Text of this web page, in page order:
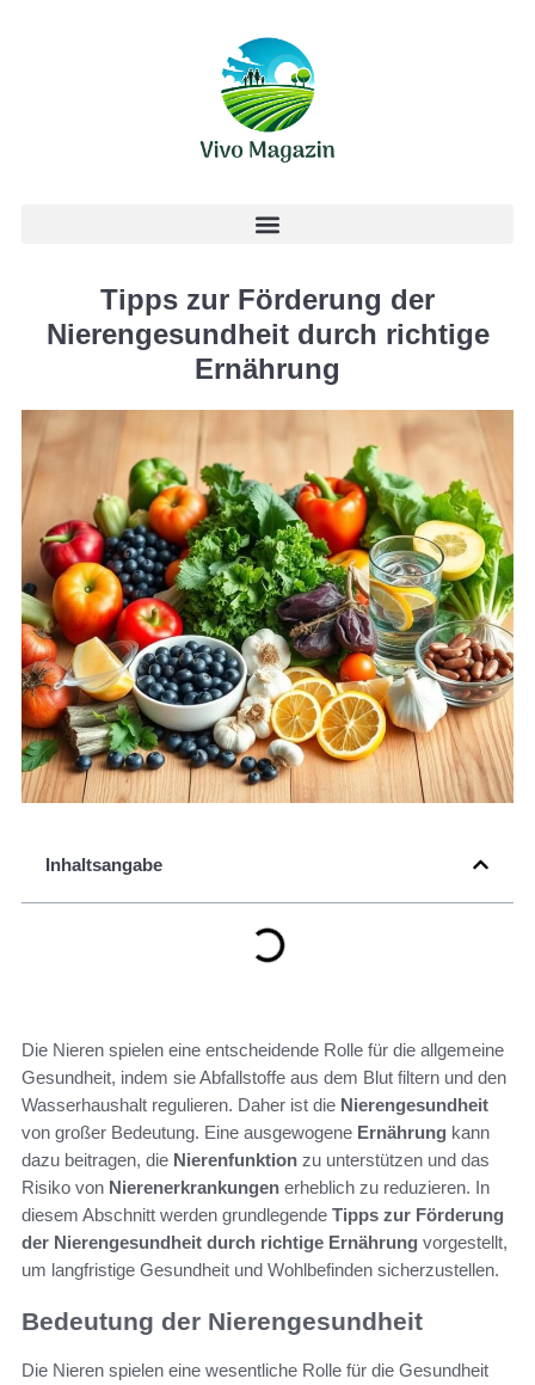
Tipps zur Förderung der
Nierengesundheit durch richtige
Ernährung
Inhaltsangabe
Die Nieren spielen eine entscheidende Rolle für die allgemeine
Gesundheit, indem sie Abfallstoffe aus dem Blut filtern und den
Wasserhaushalt regulieren. Daher ist die Nierengesundheit
von großer Bedeutung. Eine ausgewogene Ernährung kann
dazu beitragen, die Nierenfunktion zu unterstützen und das
Risiko von Nierenerkrankungen erheblich zu reduzieren. In
diesem Abschnitt werden grundlegende Tipps zur Förderung
der Nierengesundheit durch richtige Ernährung vorgestellt,
um langfristige Gesundheit und Wohlbefinden sicherzustellen.
Bedeutung der Nierengesundheit
Die Nieren spielen eine wesentliche Rolle für die Gesundheit